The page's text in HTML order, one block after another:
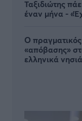
Ταξιδιώτης
έναν μήνα -
Ο πραγματικός
«απόβασης»
ελληνικά νησιά